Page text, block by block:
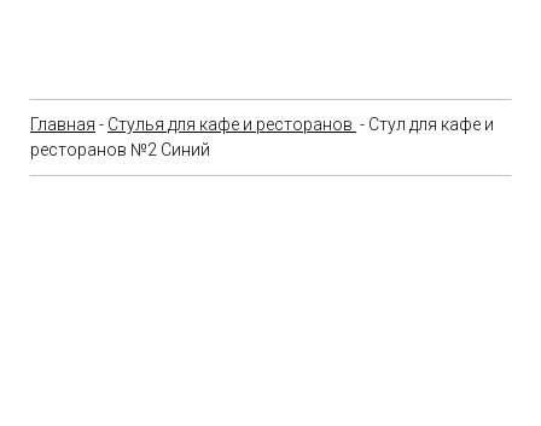
Главная - Стулья для кафе и ресторанов - Стул для кафе и
ресторанов №2 Синий